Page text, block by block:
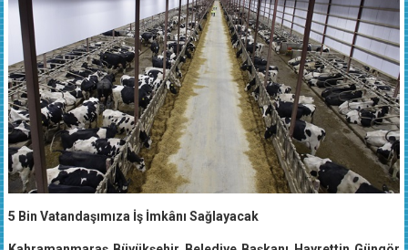
5 Bin Vatandaşımıza İş İmkânı Sağlayacak